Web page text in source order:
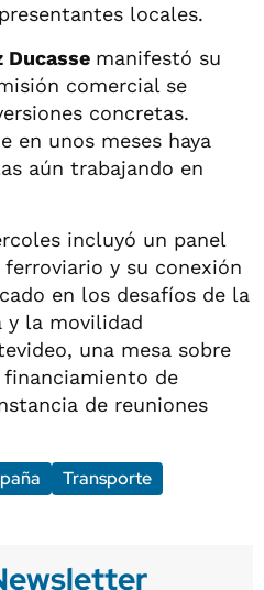
locales.
Ducasse manifestó su
comercial se
concretas.
en unos meses haya
aún trabajando en
incluyó un panel
y su conexión
en los desafíos de la
y la movilidad
una mesa sobre
de
de reuniones
Transporte